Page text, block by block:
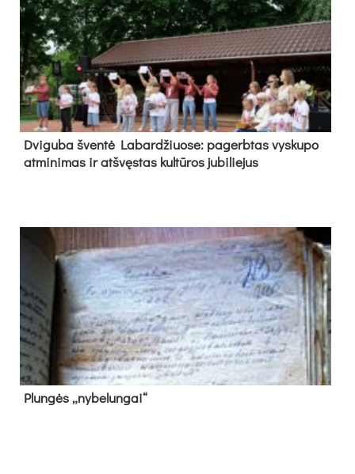
Dvi­gu­ba šven­tė La­bar­džiuo­se: pa­gerb­tas vys­ku­po
at­mi­ni­mas ir at­švęs­tas kul­tū­ros ju­bi­lie­jus
Plun­gės „ny­be­lun­gai“